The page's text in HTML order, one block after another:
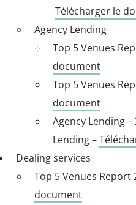
Télécharger le
Agency Lending
Top 5 Venues
document
Top 5 Venues
document
Agency Lending –
Lending –
Dealing services
Top 5 Venues Report
document